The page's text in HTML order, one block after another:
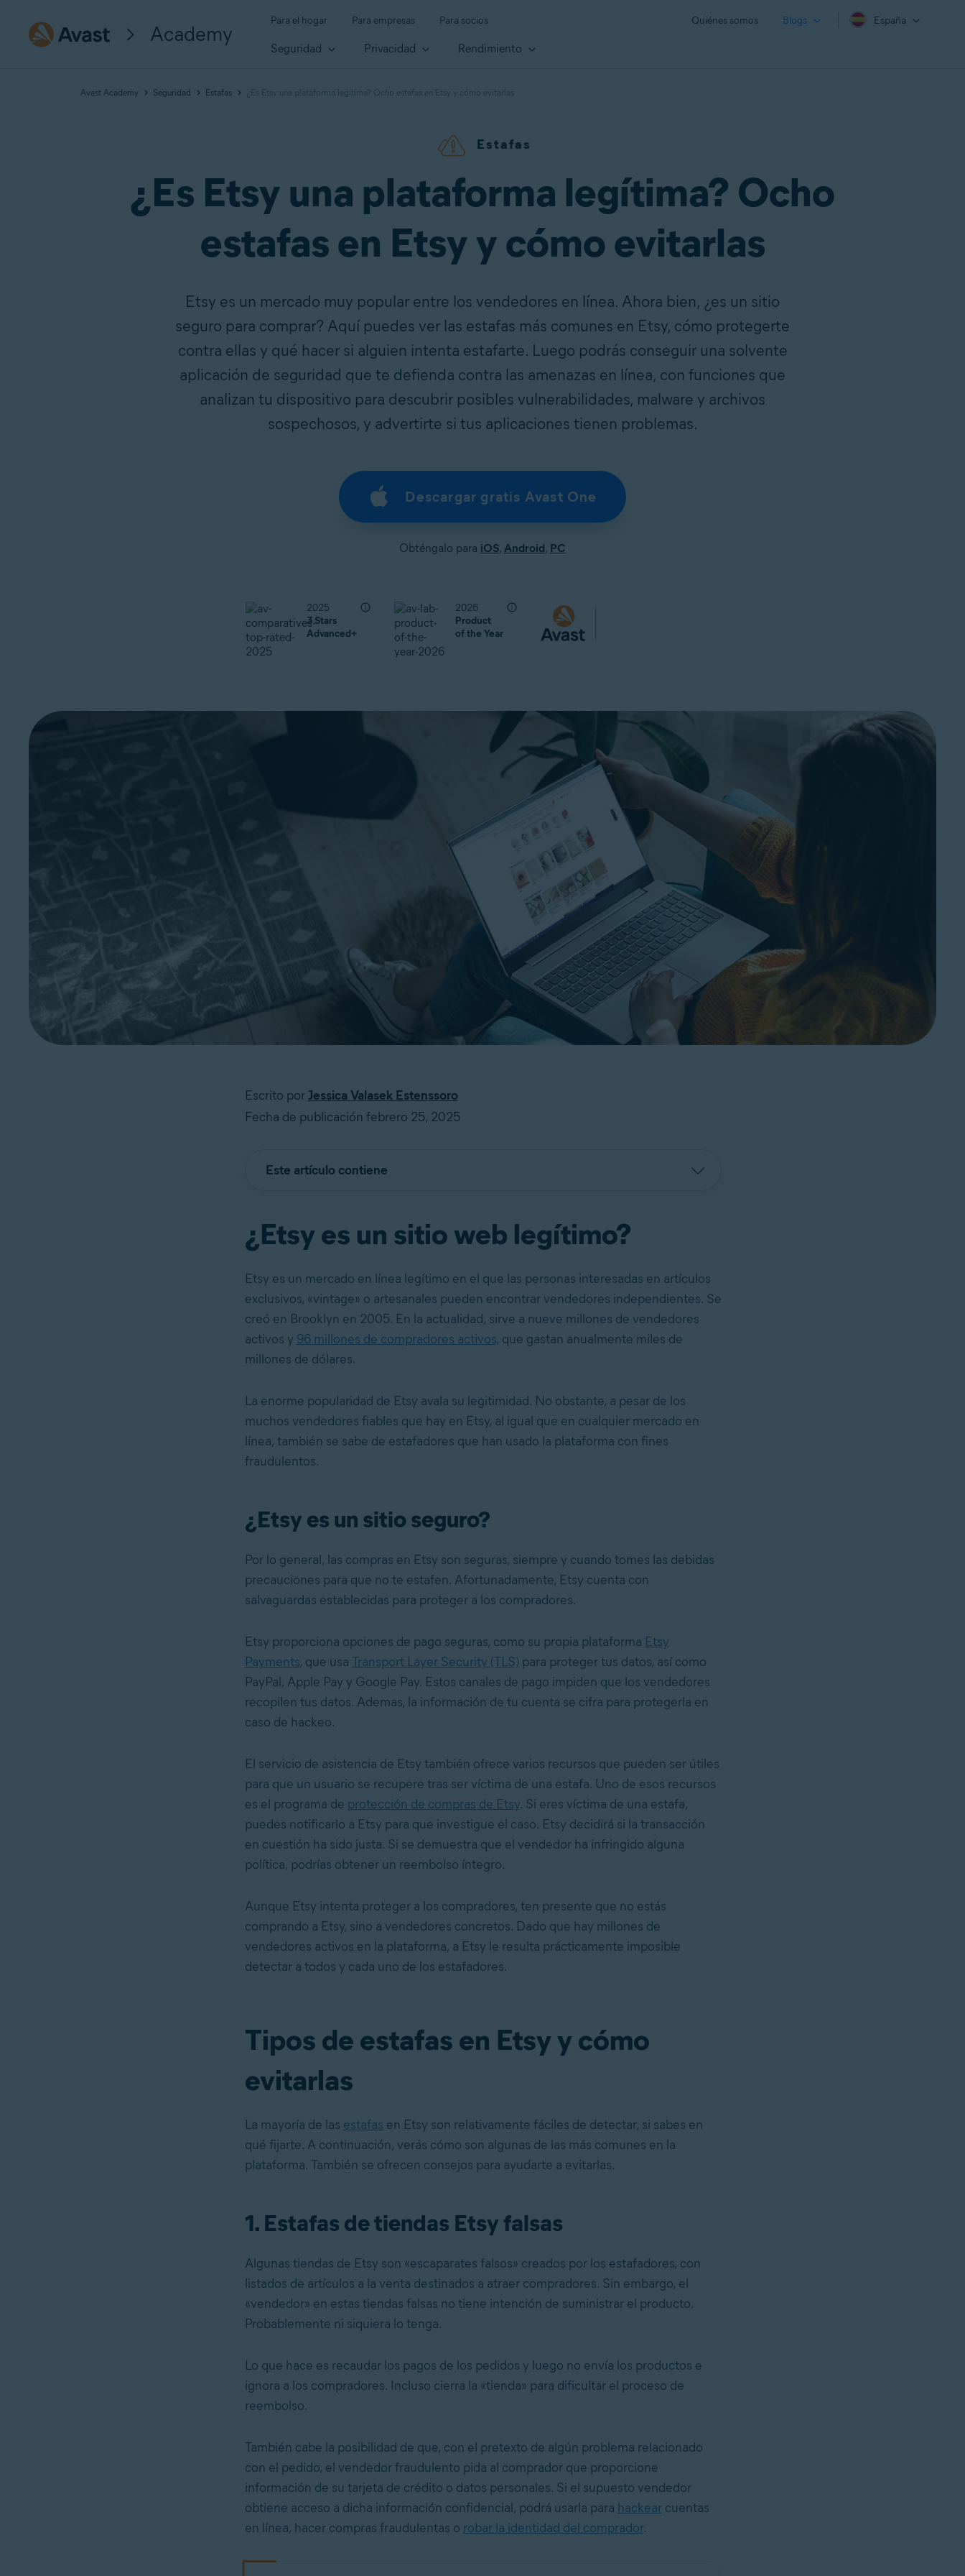
Academy
Para el hogar Para empresas Para socios Quiénes somos Blogs España
Seguridad Privacidad Rendimiento
Avast Academy Seguridad Estafas ¿Es Etsy una plataforma legítima? Ocho estafas en Etsy y cómo evitarlas
Estafas
¿Es Etsy una plataforma legítima? Ocho
estafas en Etsy y cómo evitarlas
Etsy es un mercado muy popular entre los vendedores en línea. Ahora bien, ¿es un sitio
seguro para comprar? Aquí puedes ver las estafas más comunes en Etsy, cómo protegerte
contra ellas y qué hacer si alguien intenta estafarte. Luego podrás conseguir una solvente
aplicación de seguridad que te defienda contra las amenazas en línea, con funciones que
analizan tu dispositivo para descubrir posibles vulnerabilidades, malware y archivos
sospechosos, y advertirte si tus aplicaciones tienen problemas.
Descargar gratis Avast One
Obténgalo para iOS, Android, PC
2025
3 Stars
Advanced+
2026
Product
of the Year
Escrito por Jessica Valasek Estenssoro
Fecha de publicación febrero 25, 2025
Este artículo contiene
¿Etsy es un sitio web legítimo?
Etsy es un mercado en línea legítimo en el que las personas interesadas en artículos
exclusivos, «vintage» o artesanales pueden encontrar vendedores independientes. Se
creó en Brooklyn en 2005. En la actualidad, sirve a nueve millones de vendedores
activos y 96 millones de compradores activos, que gastan anualmente miles de
millones de dólares.
La enorme popularidad de Etsy avala su legitimidad. No obstante, a pesar de los
muchos vendedores fiables que hay en Etsy, al igual que en cualquier mercado en
línea, también se sabe de estafadores que han usado la plataforma con fines
fraudulentos.
¿Etsy es un sitio seguro?
Por lo general, las compras en Etsy son seguras, siempre y cuando tomes las debidas
precauciones para que no te estafen. Afortunadamente, Etsy cuenta con
salvaguardas establecidas para proteger a los compradores.
Etsy proporciona opciones de pago seguras, como su propia plataforma Etsy
Payments, que usa Transport Layer Security (TLS) para proteger tus datos, así como
PayPal, Apple Pay y Google Pay. Estos canales de pago impiden que los vendedores
recopilen tus datos. Ademas, la información de tu cuenta se cifra para protegerla en
caso de hackeo.
El servicio de asistencia de Etsy también ofrece varios recursos que pueden ser útiles
para que un usuario se recupere tras ser víctima de una estafa. Uno de esos recursos
es el programa de protección de compras de Etsy. Si eres víctima de una estafa,
puedes notificarlo a Etsy para que investigue el caso. Etsy decidirá si la transacción
en cuestión ha sido justa. Si se demuestra que el vendedor ha infringido alguna
política, podrías obtener un reembolso íntegro.
Aunque Etsy intenta proteger a los compradores, ten presente que no estás
comprando a Etsy, sino a vendedores concretos. Dado que hay millones de
vendedores activos en la plataforma, a Etsy le resulta prácticamente imposible
detectar a todos y cada uno de los estafadores.
Tipos de estafas en Etsy y cómo
evitarlas
La mayoría de las estafas en Etsy son relativamente fáciles de detectar, si sabes en
qué fijarte. A continuación, verás cómo son algunas de las más comunes en la
plataforma. También se ofrecen consejos para ayudarte a evitarlas.
1. Estafas de tiendas Etsy falsas
Algunas tiendas de Etsy son «escaparates falsos» creados por los estafadores, con
listados de artículos a la venta destinados a atraer compradores. Sin embargo, el
«vendedor» en estas tiendas falsas no tiene intención de suministrar el producto.
Probablemente ni siquiera lo tenga.
Lo que hace es recaudar los pagos de los pedidos y luego no envía los productos e
ignora a los compradores. Incluso cierra la «tienda» para dificultar el proceso de
reembolso.
También cabe la posibilidad de que, con el pretexto de algún problema relacionado
con el pedido, el vendedor fraudulento pida al comprador que proporcione
información de su tarjeta de crédito o datos personales. Si el supuesto vendedor
obtiene acceso a dicha información confidencial, podrá usarla para hackearcuentas
en línea, hacer compras fraudulentas o robar la identidad del comprador.